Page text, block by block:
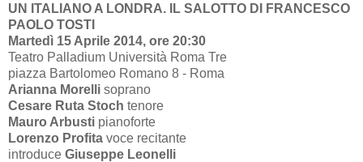
UN ITALIANO A LONDRA. IL SALOTTO DI FRANCESCO
PAOLO TOSTI
Martedì 15 Aprile 2014, ore 20:30
Teatro Palladium Università Roma Tre
piazza Bartolomeo Romano 8 - Roma
Arianna Morelli soprano
Cesare Ruta Stoch tenore
Mauro Arbusti pianoforte
Lorenzo Profita voce recitante
introduce Giuseppe Leonelli